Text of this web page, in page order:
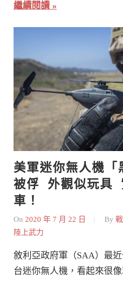
繼續閱讀
美軍迷你無人機「
被俘  外觀似玩具
車！
On 2020 年 7 月 22 日 By
陸上武力
敘利亞政府軍（SAA）最
台迷你無人機，看起來很